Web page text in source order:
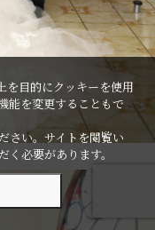
を目的にクッキーを使用
能を変更することもで
さい。サイトを閲覧い
必要があります。